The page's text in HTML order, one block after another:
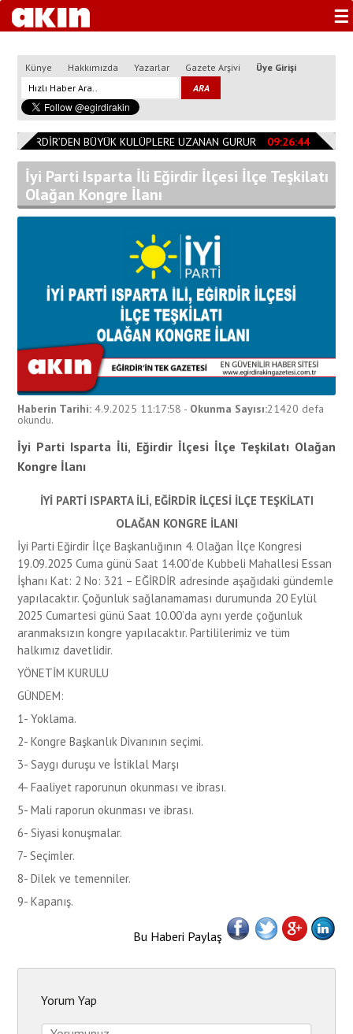
☰
Künye Hakkımızda Yazarlar Gazete Arşivi Üye Girişi
EĞİRDİR’DEN BÜYÜK KULÜPLERE UZANAN GURUR 09:26:44
İyi Parti Isparta İli Eğirdir İlçesi İlçe Teşkilatı
Olağan Kongre İlanı
Haberin Tarihi: 4.9.2025 11:17:58 - Okunma Sayısı:21420 defa
okundu.
İyi Parti Isparta İli, Eğirdir İlçesi İlçe Teşkilatı Olağan
Kongre İlanı
İYİ PARTİ ISPARTA İLİ, EĞİRDİR İLÇESİ İLÇE TEŞKİLATI
OLAĞAN KONGRE İLANI
İyi Parti Eğirdir İlçe Başkanlığının 4. Olağan İlçe Kongresi
19.09.2025 Cuma günü Saat 14.00’de Kubbeli Mahallesi Essan
İşhanı Kat: 2 No: 321 – EĞİRDİR adresinde aşağıdaki gündemle
yapılacaktır. Çoğunluk sağlanamaması durumunda 20 Eylül
2025 Cumartesi günü Saat 10.00’da aynı yerde çoğunluk
aranmaksızın kongre yapılacaktır. Partililerimiz ve tüm
halkımız davetlidir.
YÖNETİM KURULU
GÜNDEM:
1- Yoklama.
2- Kongre Başkanlık Divanının seçimi.
3- Saygı duruşu ve İstiklal Marşı
4- Faaliyet raporunun okunması ve ibrası.
5- Mali raporun okunması ve ibrası.
6- Siyasi konuşmalar.
7- Seçimler.
8- Dilek ve temenniler.
9- Kapanış.
Bu Haberi Paylaş
Yorum Yap